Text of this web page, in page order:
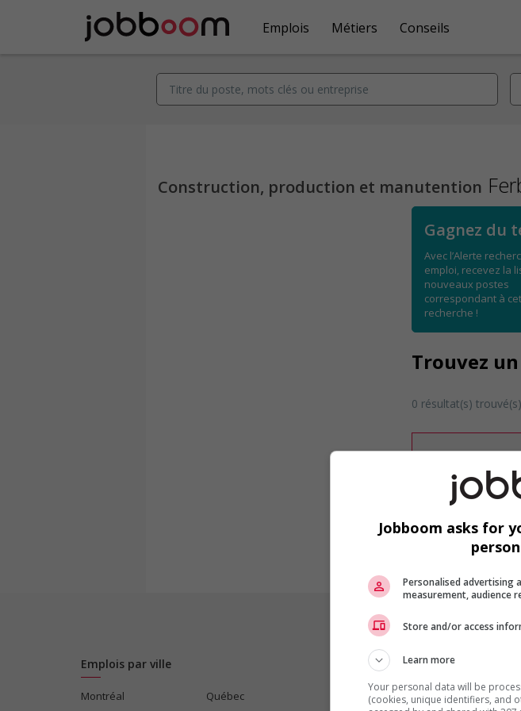
Emplois Métiers Conseils
Construction, production et manutention
Gagnez du
Avec l’Alerte
emploi, recevez la
nouveaux postes
correspondant à
recherche !
Trouvez
0 résultat(s) trouvé(s)
Désolé,
Veuillez
Vous
ou
inscrivant
Emplois par ville
Montréal
Québec
Emplois par secteur
Arts et métiers de la mode
Jobboom asks for
Personalised advertising
measurement, audience
Store and/or access
Learn more
Your personal data will be
(cookies, unique identifiers, and